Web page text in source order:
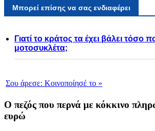
Μπορεί επίσης να σας ενδιαφέρει
Γιατί το κράτος τα έχει βάλει τόσο
μοτοσυκλέτα;
Σου άρεσε: Κοινοποίησέ το »
Ο πεζός που περνά με κόκκινο
ευρώ